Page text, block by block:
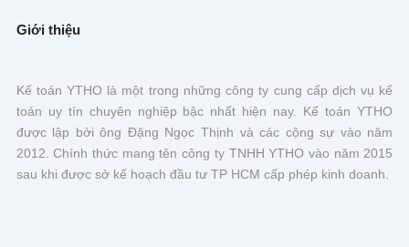
Giới thiệu
Kế toán YTHO là một trong những công ty cung cấp dịch vụ kế
toán uy tín chuyên nghiệp bậc nhất hiện nay. Kế toán YTHO
được lập bởi ông Đặng Ngọc Thịnh và các cộng sự vào năm
2012. Chính thức mang tên công ty TNHH YTHO vào năm 2015
sau khi được sở kế hoạch đầu tư TP HCM cấp phép kinh doanh.